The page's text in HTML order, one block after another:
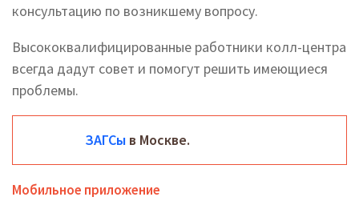
консультацию по возникшему вопросу.
Высококвалифицированные работники колл-центра
всегда дадут совет и помогут решить имеющиеся
проблемы.
ЗАГСы в Москве.
Мобильное приложение